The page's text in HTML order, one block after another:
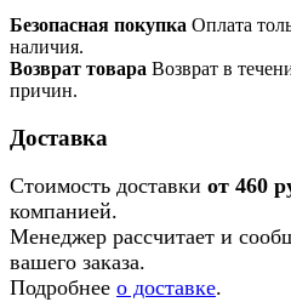
Безопасная покупка Оплата
наличия.
Возврат товара Возврат в
причин.
Доставка
Стоимость доставки от 460
компанией.
Менеджер рассчитает и
вашего заказа.
Подробнее о доставке.